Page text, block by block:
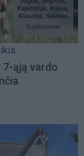
7-ąją vardo